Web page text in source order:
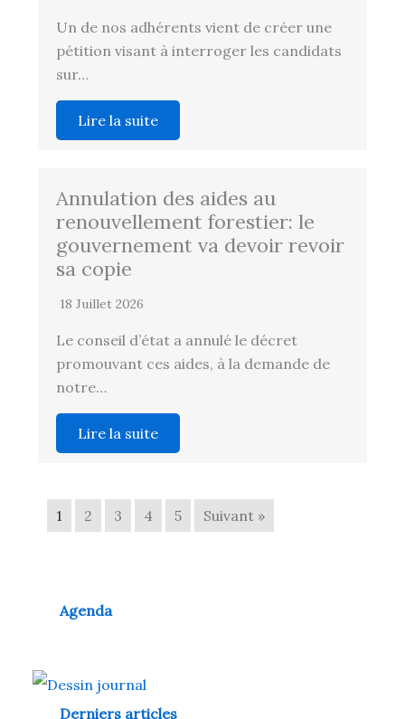
Un de nos adhérents vient de créer une
pétition visant à interroger les candidats
sur…
Lire la suite
Annulation des aides au
renouvellement forestier: le
gouvernement va devoir revoir
sa copie
18 Juillet 2026
Le conseil d’état a annulé le décret
promouvant ces aides, à la demande de
notre…
Lire la suite
1 2 3 4 5 Suivant »
Agenda
Derniers articles